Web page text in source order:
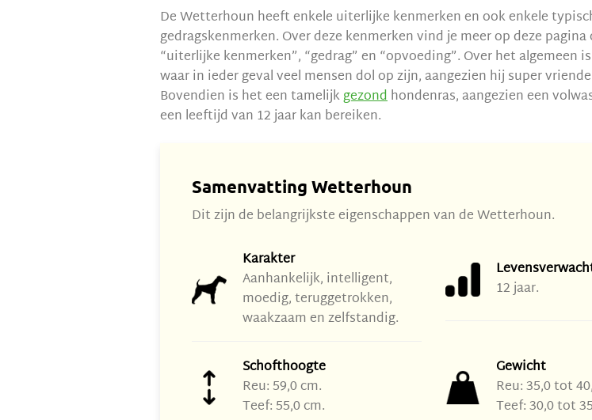
De Wetterhoun heeft enkele uiterlijke kenmerken en ook enkele
gedragskenmerken. Over deze kenmerken vind je meer op deze
“uiterlijke kenmerken”, “gedrag” en “opvoeding”. Over het algemeen
waar in ieder geval veel mensen dol op zijn, aangezien hij super
Bovendien is het een tamelijkgezondhondenras, aangezien een
een leeftijd van 12 jaar kan bereiken.
Samenvatting Wetterhoun
Dit zijn de belangrijkste eigenschappen van de Wetterhoun.
Karakter
Aanhankelijk, intelligent,
moedig, teruggetrokken,
waakzaam en zelfstandig.
12 jaar.
Schofthoogte
Reu: 59,0 cm.
Teef: 55,0 cm.
Gewicht
Reu: 35,0 tot
Teef: 30,0 tot